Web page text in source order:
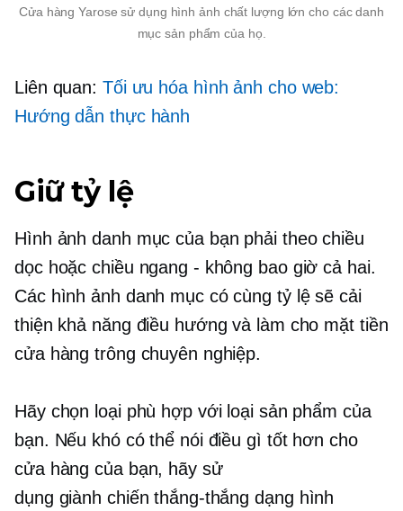
Cửa hàng Yarose sử dụng hình ảnh chất lượng lớn cho các danh
mục sản phẩm của họ.
Liên quan: Tối ưu hóa hình ảnh cho web:
Hướng dẫn thực hành
Giữ tỷ lệ
Hình ảnh danh mục của bạn phải theo chiều
dọc hoặc chiều ngang - không bao giờ cả hai.
Các hình ảnh danh mục có cùng tỷ lệ sẽ cải
thiện khả năng điều hướng và làm cho mặt tiền
cửa hàng trông chuyên nghiệp.
Hãy chọn loại phù hợp với loại sản phẩm của
bạn. Nếu khó có thể nói điều gì tốt hơn cho
cửa hàng của bạn, hãy sử
dụng giành chiến thắng-thắng dạng hình